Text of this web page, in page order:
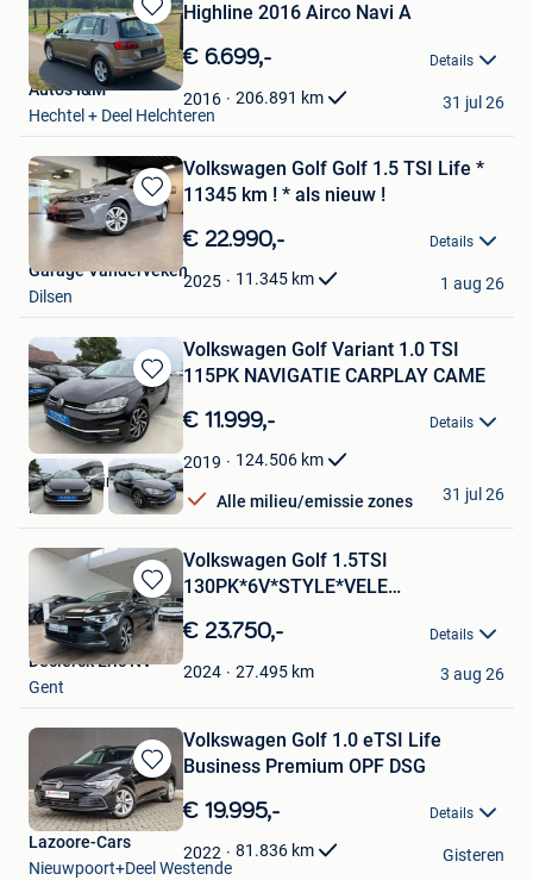
Bewaren
in
Mijn
Favorieten
Highline 2016 Airco Navi A
€ 6.699,- Details
2016 206.891 km
Auto's I&M
Hechtel + Deel Helchteren
31 jul 26
Bewaren
in
Mijn
Favorieten
Volkswagen Golf Golf 1.5 TSI Life *
11345 km ! * als nieuw !
€ 22.990,- Details
2025 11.345 km
Garage Vanderveken
Dilsen
1 aug 26
Bewaren
in
Mijn
Favorieten
Volkswagen Golf Variant 1.0 TSI
115PK NAVIGATIE CARPLAY CAME
€ 11.999,- Details
2019 124.506 km
Alle milieu/emissie zones
KGT Trading BV
Ninove
31 jul 26
Bewaren
in
Mijn
Favorieten
Volkswagen Golf 1.5TSI
130PK*6V*STYLE*VELE
€ 23.750,- Details
2024 27.495 km
Declerck Eric NV
Gent
3 aug 26
Bewaren
in
Mijn
Favorieten
Volkswagen Golf 1.0 eTSI Life
Business Premium OPF DSG
€ 19.995,- Details
2022 81.836 km
Lazoore-Cars
Nieuwpoort+Deel Westende
Gisteren